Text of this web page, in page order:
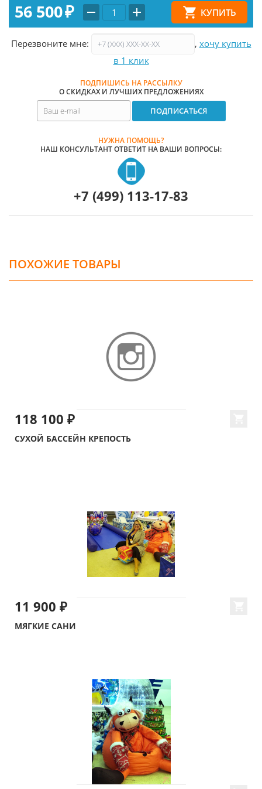
56 500₽
Перезвоните мне: , хочу купить
в 1 клик
ПОДПИШИСЬ НА РАССЫЛКУ
О СКИДКАХ И ЛУЧШИХ ПРЕДЛОЖЕНИЯХ
НУЖНА ПОМОЩЬ?
НАШ КОНСУЛЬТАНТ ОТВЕТИТ НА ВАШИ ВОПРОСЫ:
+7 (499) 113-17-83
ПОХОЖИЕ ТОВАРЫ
118 100 ₽
СУХОЙ БАССЕЙН КРЕПОСТЬ
11 900 ₽
МЯГКИЕ САНИ